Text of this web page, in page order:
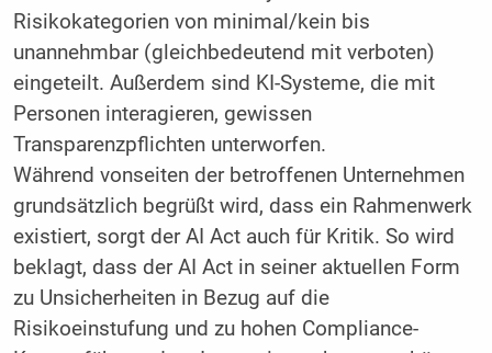
Risikokategorien von minimal/kein bis
unannehmbar (gleichbedeutend mit verboten)
eingeteilt. Außerdem sind KI-Systeme, die mit
Personen interagieren, gewissen
Transparenzpflichten unterworfen.
Während vonseiten der betroffenen Unternehmen
grundsätzlich begrüßt wird, dass ein Rahmenwerk
existiert, sorgt der AI Act auch für Kritik. So wird
beklagt, dass der AI Act in seiner aktuellen Form
zu Unsicherheiten in Bezug auf die
Risikoeinstufung und zu hohen Compliance-